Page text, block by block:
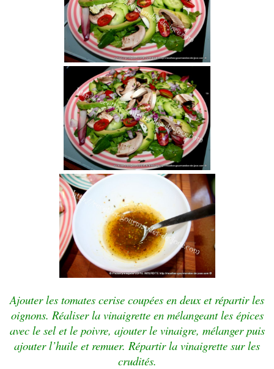
Ajouter les tomates cerise coupées en deux et répartir les
oignons. Réaliser la vinaigrette en mélangeant les épices
avec le sel et le poivre, ajouter le vinaigre, mélanger puis
ajouter l’huile et remuer. Répartir la vinaigrette sur les
crudités.